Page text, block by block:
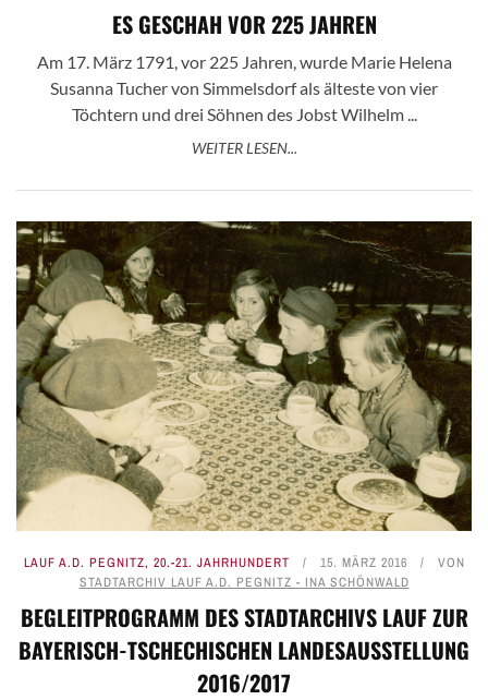
ES GESCHAH VOR 225 JAHREN
Am 17. März 1791, vor 225 Jahren, wurde Marie Helena
Susanna Tucher von Simmelsdorf als älteste von vier
Töchtern und drei Söhnen des Jobst Wilhelm ...
WEITER LESEN...
LAUF A.D. PEGNITZ, 20.-21. JAHRHUNDERT 15. MÄRZ 2016
VON
STADTARCHIV LAUF A.D. PEGNITZ - INA SCHÖNWALD
BEGLEITPROGRAMM DES STADTARCHIVS LAUF ZUR
BAYERISCH-TSCHECHISCHEN LANDESAUSSTELLUNG
2016/2017